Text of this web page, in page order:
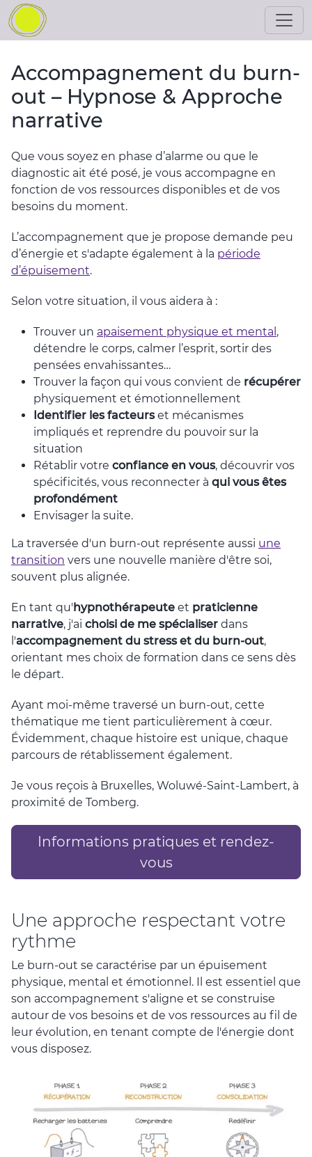
Accompagnement du burn-
out – Hypnose & Approche
narrative
Que vous soyez en phase d’alarme ou que le
diagnostic ait été posé, je vous accompagne en
fonction de vos ressources disponibles et de vos
besoins du moment.
L’accompagnement que je propose demande peu
d’énergie et s'adapte également à la période
d’épuisement.
Selon votre situation, il vous aidera à :
Trouver un apaisement physique et mental ,
détendre le corps, calmer l’esprit, sortir des
pensées envahissantes…
Trouver la façon qui vous convient de récupérer
physiquement et émotionnellement
Identifier les facteurset mécanismes
impliqués et reprendre du pouvoir sur la
situation
Rétablir votre confiance en vous, découvrir vos
spécificités, vous reconnecter à qui vous êtes
profondément
Envisager la suite.
La traversée d'un burn-out représente aussi une
transition vers une nouvelle manière d'être soi,
souvent plus alignée.
En tant qu'hypnothérapeute et praticienne
narrative, j'ai choisi de me spécialiser dans
l'accompagnement du stress et du burn-out,
orientant mes choix de formation dans ce sens dès
le départ.
Ayant moi-même traversé un burn-out, cette
thématique me tient particulièrement à cœur.
Évidemment, chaque histoire est unique, chaque
parcours de rétablissement également.
Je vous reçois à Bruxelles, Woluwé-Saint-Lambert, à
proximité de Tomberg.
Informations pratiques et rendez-
vous
Une approche respectant votre
rythme
Le burn-out se caractérise par un épuisement
physique, mental et émotionnel. Il est essentiel que
son accompagnement s'aligne et se construise
autour de vos besoins et de vos ressources au fil de
leur évolution, en tenant compte de l'énergie dont
vous disposez.